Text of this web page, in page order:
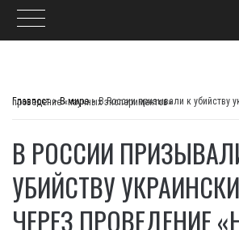
Главпост>В мире>
В России призывали к убийству украинских детей через проведение «научных экспериментов»
В РОССИИ
УБИЙСТВУ
ЧЕРЕЗ ПРОВЕДЕНИЕ